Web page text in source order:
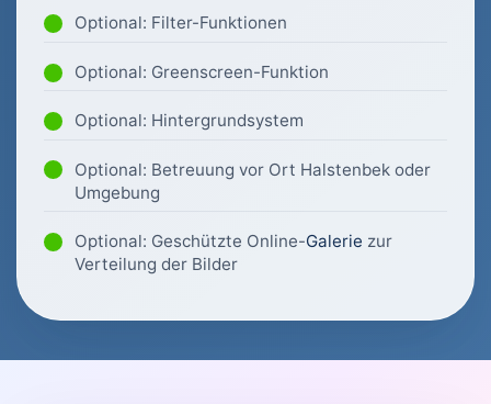
Optional: Filter-Funktionen
Optional: Greenscreen-Funktion
Optional: Hintergrundsystem
Optional: Betreuung vor Ort Halstenbek oder
Umgebung
Optional: Geschützte Online-Galerie zur
Verteilung der Bilder